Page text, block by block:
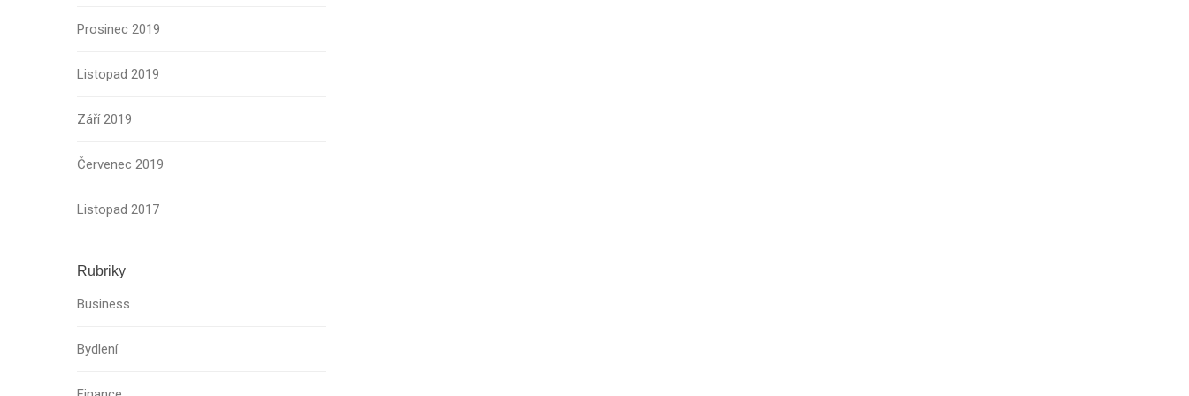
Prosinec 2019
Listopad 2019
Září 2019
Červenec 2019
Listopad 2017
Rubriky
Business
Bydlení